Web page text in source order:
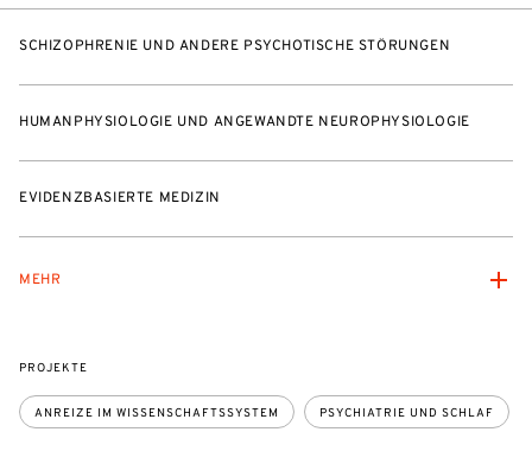
SCHIZOPHRENIE UND ANDERE PSYCHOTISCHE STÖRUNGEN
HUMANPHYSIOLOGIE UND ANGEWANDTE NEUROPHYSIOLOGIE
EVIDENZBASIERTE MEDIZIN
MEHR
PROJEKTE
ANREIZE IM WISSENSCHAFTSSYSTEM PSYCHIATRIE UND SCHLAF